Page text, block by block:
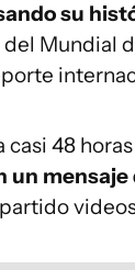
su
Mundial
48
mensaje